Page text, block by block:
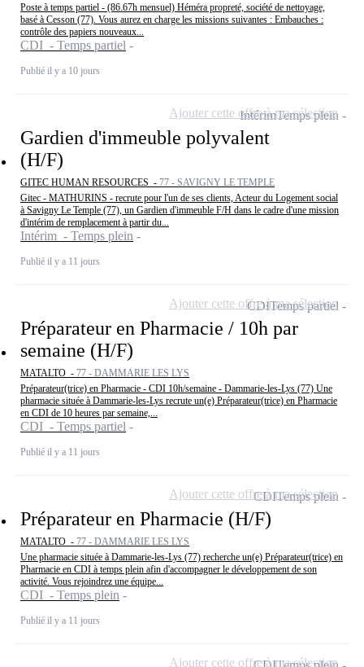
Poste à temps partiel - (86.67h mensuel) Héméra propreté, société de nettoyage,
basé à Cesson (77). Vous aurez en charge les missions suivantes : Embauches :
contrôle des papiers nouveaux...
CDI - Temps partiel
Publié il y a 10 jours
Gardien d'immeuble polyvalent
(H/F)
GITEC HUMAN RESOURCES - 77 - SAVIGNY LE TEMPLE
Gitec - MATHURINS - recrute pour l'un de ses clients, Acteur du Logement social
à Savigny Le Temple (77), un Gardien d'immeuble F/H dans le cadre d'une mission
d'intérim de remplacement à partir du...
Intérim - Temps plein
Publié il y a 11 jours
IntérimTemps plein
Ajouter cette offre à ma sélection
Préparateur en Pharmacie / 10h par
semaine (H/F)
MATALTO - 77 - DAMMARIE LES LYS
Préparateur(trice) en Pharmacie - CDI 10h/semaine - Dammarie-les-Lys (77) Une
pharmacie située à Dammarie-les-Lys recrute un(e) Préparateur(trice) en Pharmacie
en CDI de 10 heures par semaine,...
CDI - Temps partiel
Publié il y a 11 jours
CDITemps partiel
Ajouter cette offre à ma sélection
Préparateur en Pharmacie (H/F)
MATALTO - 77 - DAMMARIE LES LYS
Une pharmacie située à Dammarie-les-Lys (77) recherche un(e) Préparateur(trice) en
Pharmacie en CDI à temps plein afin d'accompagner le développement de son
activité. Vous rejoindrez une équipe...
CDI - Temps plein
Publié il y a 11 jours
CDITemps plein
Ajouter cette offre à ma sélection
Ajouter cette offre à ma sélection